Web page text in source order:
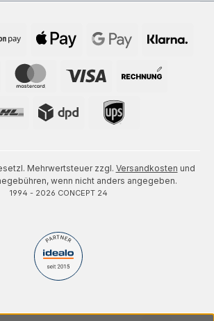
Mehrwertsteuer zzgl. Versandkosten und
wenn nicht anders angegeben.
1994 - 2026 CONCEPT 24